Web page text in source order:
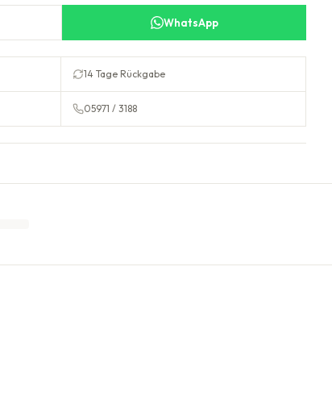
WhatsApp
14 Tage Rückgabe
05971 / 3188